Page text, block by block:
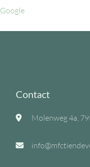
Google
Contact
Molenweg 4a,